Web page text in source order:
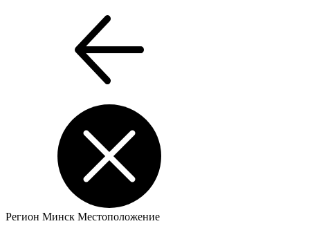
Регион Минск Местоположение